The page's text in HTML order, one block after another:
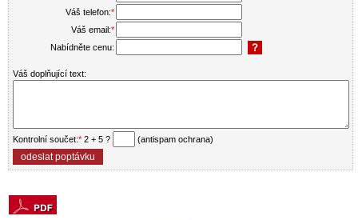
Váš telefon:*
Váš email:*
Nabídněte cenu:
Váš doplňující text:
Kontrolní součet:* 2 + 5 ? (antispam ochrana)